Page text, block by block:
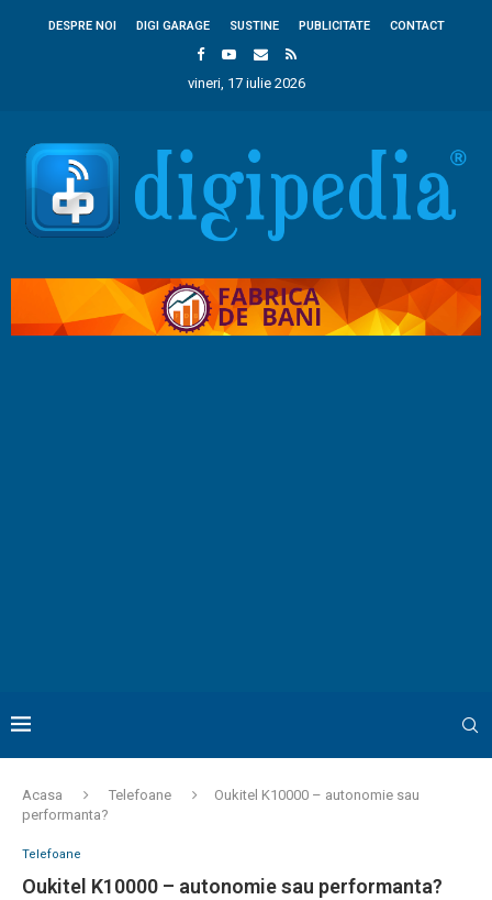
DESPRE NOI DIGI GARAGE SUSTINE PUBLICITATE CONTACT
vineri, 17 iulie 2026
Acasa Telefoane
Oukitel K10000 – autonomie sau
performanta?
Telefoane
Oukitel K10000 – autonomie sau performanta?